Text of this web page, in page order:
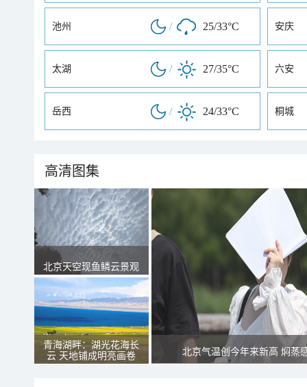
池州 / 25/33°C 安庆
太湖 / 27/35°C 六安
岳西 / 24/33°C 桐城
高清图集
北京天空现鱼鳞云景观
青海湖畔：湖光花海长
云 天地铺成明亮画卷
北京气温创今年来新高 焖蒸